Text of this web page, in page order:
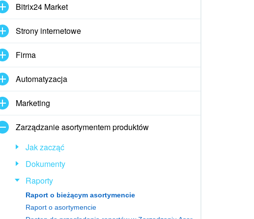
Bitrix24 Market
Strony internetowe
Firma
Automatyzacja
Marketing
Zarządzanie asortymentem produktów
Jak zacząć
Dokumenty
Raporty
Raport o bieżącym asortymencie
Raport o asortymencie